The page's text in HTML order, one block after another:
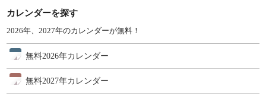
カレンダーを探す
2026年、2027年のカレンダーが無料！
無料2026年カレンダー
無料2027年カレンダー